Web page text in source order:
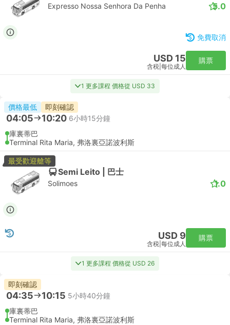
Expresso Nossa Senhora Da Penha 5.0
免費取消
USD 15
含税 每位成人
購票
1 更多課程 價格從 USD 33
價格最低 即刻確認
04:05 10:20 6小時15分鐘
庫裏蒂巴
Terminal Rita Maria, 弗洛裏亞諾波利斯
最受歡迎艙等
Semi Leito | 巴士
Solimoes 1.0
USD 9
含税 每位成人
購票
1 更多課程 價格從 USD 26
即刻確認
04:35 10:15 5小時40分鐘
庫裏蒂巴
Terminal Rita Maria, 弗洛裏亞諾波利斯